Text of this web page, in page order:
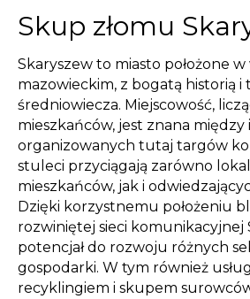
Skup złomu
Skaryszew to miasto położone
mazowieckim, z bogatą historią i
średniowiecza. Miejscowość,
mieszkańców, jest znana między
organizowanych tutaj targów
stuleci przyciągają zarówno
mieszkańców, jak i
Dzięki korzystnemu położeniu
rozwiniętej sieci komunikacyjnej
potencjał do rozwoju różnych
gospodarki. W tym również
recyklingiem i skupem